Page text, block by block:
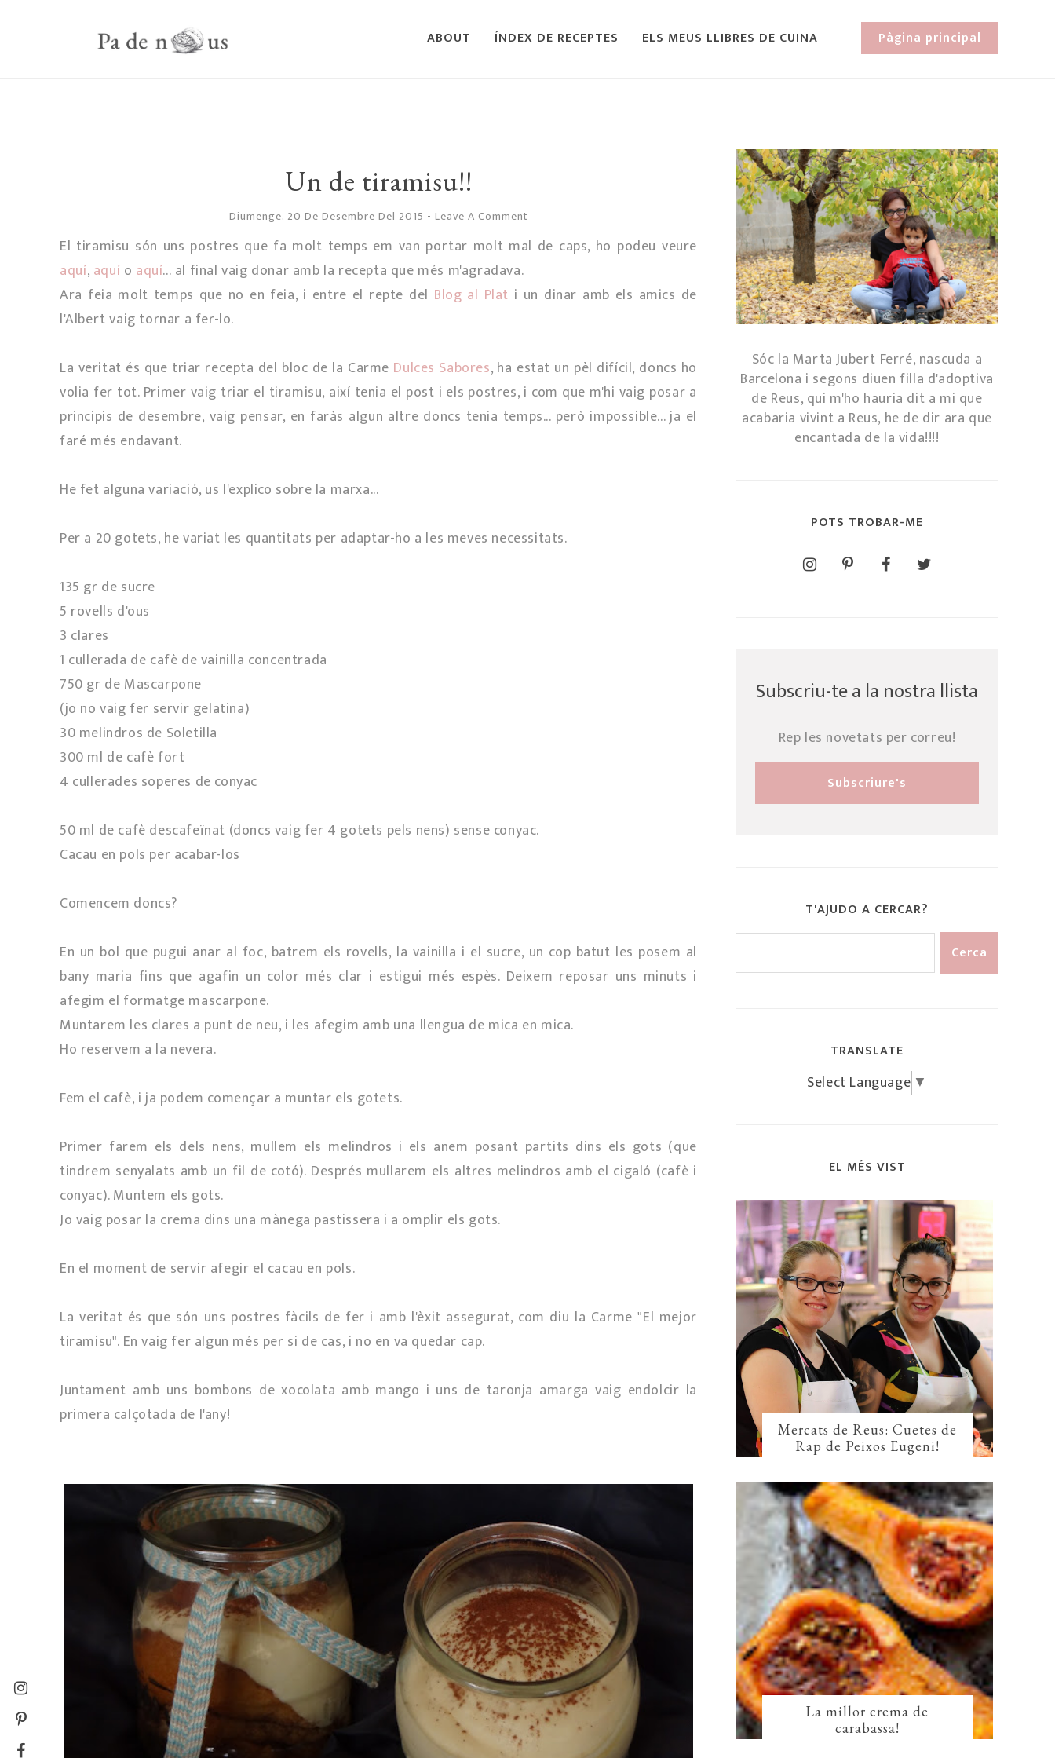
ABOUT ÍNDEX DE RECEPTES ELS MEUS LLIBRES DE CUINA Pàgina principal
Un de tiramisu!!
Diumenge, 20 De Desembre Del 2015 - Leave A Comment
El tiramisu són uns postres que fa molt temps em van portar molt mal de caps, ho podeu veure
aquí, aquí o aquí... al final vaig donar amb la recepta que més m'agradava.
Ara feia molt temps que no en feia, i entre el repte del Blog al Plat i un dinar amb els amics de
l'Albert vaig tornar a fer-lo.
La veritat és que triar recepta del bloc de la Carme Dulces Sabores, ha estat un pèl difícil, doncs ho
volia fer tot. Primer vaig triar el tiramisu, així tenia el post i els postres, i com que m'hi vaig posar a
principis de desembre, vaig pensar, en faràs algun altre doncs tenia temps... però impossible... ja el
faré més endavant.
He fet alguna variació, us l'explico sobre la marxa...
Per a 20 gotets, he variat les quantitats per adaptar-ho a les meves necessitats.
135 gr de sucre
5 rovells d'ous
3 clares
1 cullerada de cafè de vainilla concentrada
750 gr de Mascarpone
(jo no vaig fer servir gelatina)
30 melindros de Soletilla
300 ml de cafè fort
4 cullerades soperes de conyac
50 ml de cafè descafeïnat (doncs vaig fer 4 gotets pels nens) sense conyac.
Cacau en pols per acabar-los
Comencem doncs?
En un bol que pugui anar al foc, batrem els rovells, la vainilla i el sucre, un cop batut les posem al
bany maria fins que agafin un color més clar i estigui més espès. Deixem reposar uns minuts i
afegim el formatge mascarpone.
Muntarem les clares a punt de neu, i les afegim amb una llengua de mica en mica.
Ho reservem a la nevera.
Fem el cafè, i ja podem començar a muntar els gotets.
Primer farem els dels nens, mullem els melindros i els anem posant partits dins els gots (que
tindrem senyalats amb un fil de cotó). Després mullarem els altres melindros amb el cigaló (cafè i
conyac). Muntem els gots.
Jo vaig posar la crema dins una mànega pastissera i a omplir els gots.
En el moment de servir afegir el cacau en pols.
La veritat és que són uns postres fàcils de fer i amb l'èxit assegurat, com diu la Carme "El mejor
tiramisu". En vaig fer algun més per si de cas, i no en va quedar cap.
Juntament amb uns bombons de xocolata amb mango i uns de taronja amarga vaig endolcir la
primera calçotada de l'any!
Sóc la Marta Jubert Ferré, nascuda a
Barcelona i segons diuen filla d'adoptiva
de Reus, qui m'ho hauria dit a mi que
acabaria vivint a Reus, he de dir ara que
encantada de la vida!!!!
POTS TROBAR-ME
Subscriu-te a la nostra llista
Rep les novetats per correu!
T'AJUDO A CERCAR?
TRANSLATE
Select Language ▼
EL MÉS VIST
Mercats de Reus: Cuetes de
Rap de Peixos Eugeni!
La millor crema de
carabassa!